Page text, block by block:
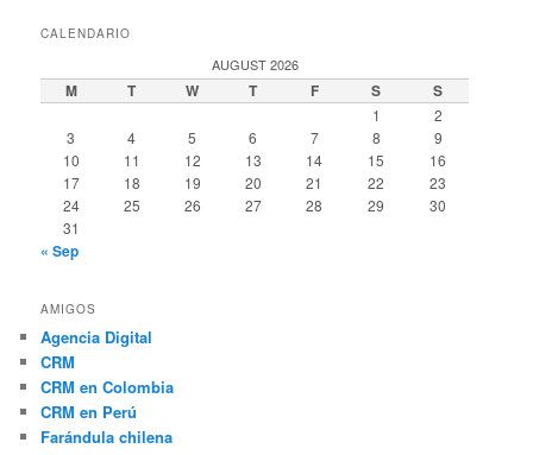
CALENDARIO
AUGUST 2026
M T W T F S S
1
2
3
4 5 6 7 8
9
10
11 12 13 14 15
16
17
18 19 20 21 22
23
24
25 26 27 28 29
30
31
« Sep
AMIGOS
Agencia Digital
CRM
CRM en Colombia
CRM en Perú
Farándula chilena